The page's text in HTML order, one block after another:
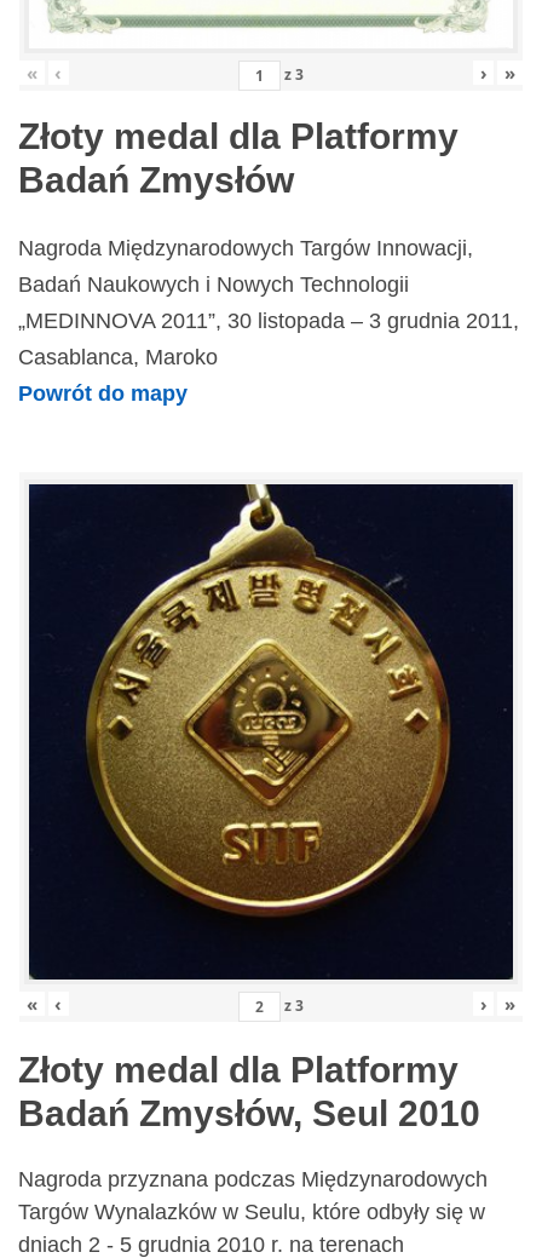
« ‹ z3 › »
Złoty medal dla Platformy
Badań Zmysłów
Nagroda Międzynarodowych Targów Innowacji,
Badań Naukowych i Nowych Technologii
„MEDINNOVA 2011”, 30 listopada – 3 grudnia 2011,
Casablanca, Maroko
Powrót do mapy
« ‹ z3 › »
Złoty medal dla Platformy
Badań Zmysłów, Seul 2010
Nagroda przyznana podczas Międzynarodowych
Targów Wynalazków w Seulu, które odbyły się w
dniach 2 - 5 grudnia 2010 r. na terenach